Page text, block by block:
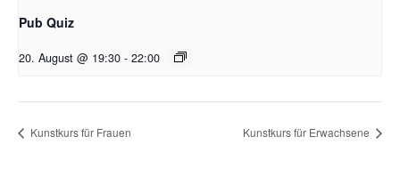
Pub Quiz
20. August @ 19:30 - 22:00
Kunstkurs für Frauen Kunstkurs für Erwachsene